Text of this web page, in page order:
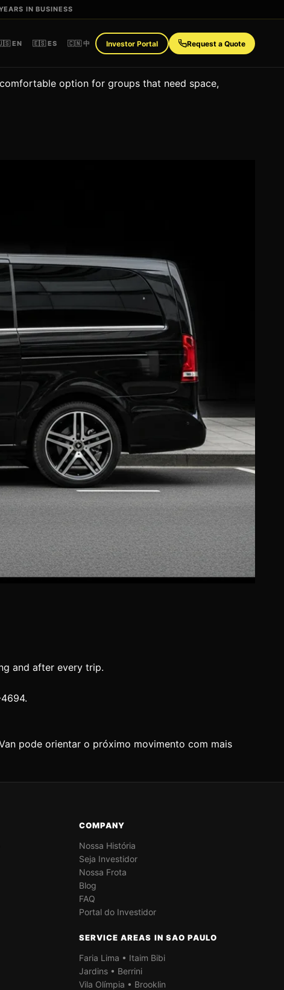
IN BUSINESS
EN 🇪🇸 ES 🇨🇳 中 Investor Portal Request a Quote
option for groups that need space,
and after every trip.
pode orientar o próximo movimento com mais
COMPANY
Nossa História
Seja Investidor
Nossa Frota
Blog
FAQ
Portal do Investidor
SERVICE AREAS IN SAO PAULO
Faria Lima • Itaim Bibi
Jardins • Berrini
Vila Olímpia • Brooklin